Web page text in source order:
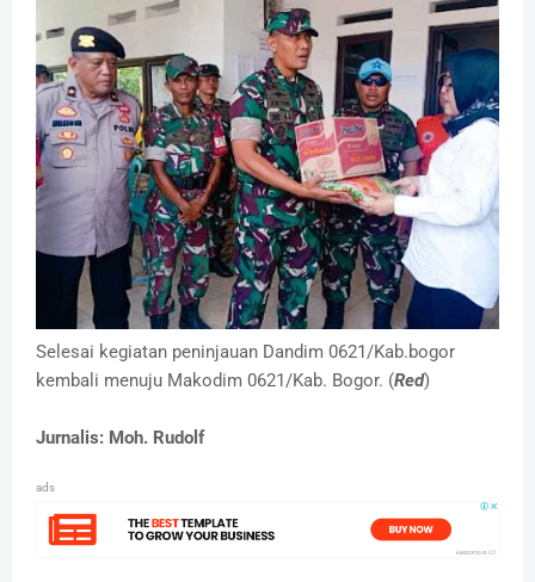
Selesai kegiatan peninjauan Dandim 0621/Kab.bogor
kembali menuju Makodim 0621/Kab. Bogor. (Red)
Jurnalis: Moh. Rudolf
ads